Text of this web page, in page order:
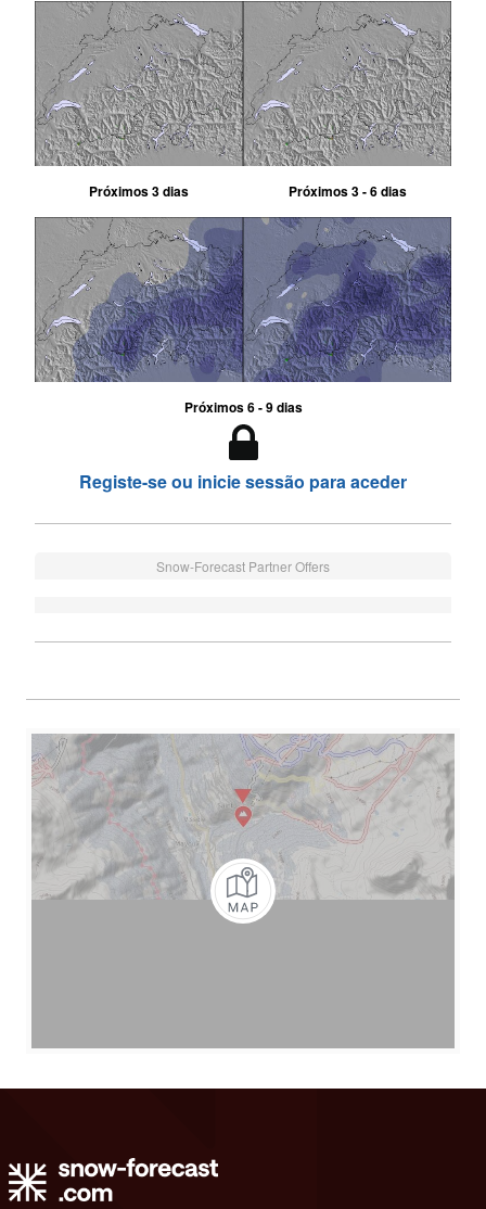
Próximos 3 dias Próximos 3 - 6 dias
Próximos 6 - 9 dias
Registe-se ou inicie sessão para aceder
Snow-Forecast Partner Offers